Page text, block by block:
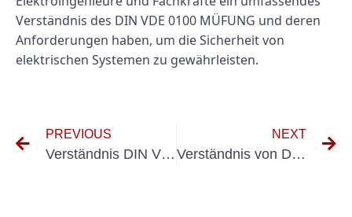
Verständnis des DIN VDE 0100 MÜFUNG und deren
Anforderungen haben, um die Sicherheit von
elektrischen Systemen zu gewährleisten.
PREVIOUS
Verständnis DIN VDE 0100 GRUPPE 700 MÜFRISTEN: Ein umfassender Leitfaden
NEXT
Verständnis von DIN VDE 0100 Teil 600: Schlüsselanforderungen für elektrische Installationen